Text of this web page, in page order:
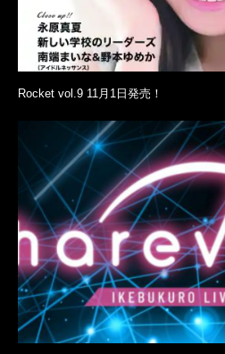
Rocket vol.9 11月1日発売！